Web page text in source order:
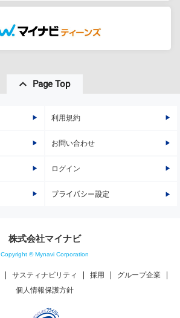
Page Top
利用規約
お問い合わせ
ログイン
プライバシー設定
株式会社マイナビ
Copyright © Mynavi Corporation
サスティナビリティ 採用
グループ企業
個人情報保護方針